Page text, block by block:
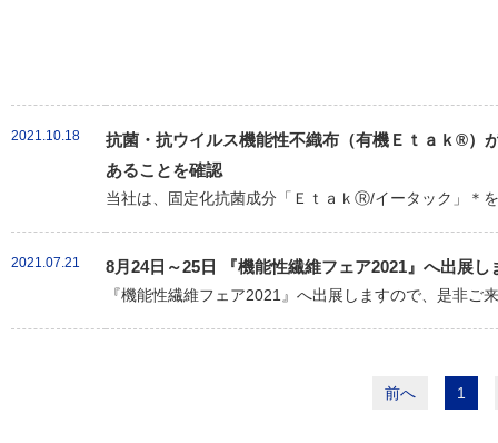
2021.10.18
抗菌・抗ウイルス機能性不織布（有機Ｅｔａｋ®）
あることを確認
当社は、固定化抗菌成分「ＥｔａｋⓇ/イータック」＊
2021.07.21 8月24日～25日 『機能性繊維フェア2021』へ出展し
『機能性繊維フェア2021』へ出展しますので、是
前へ 1